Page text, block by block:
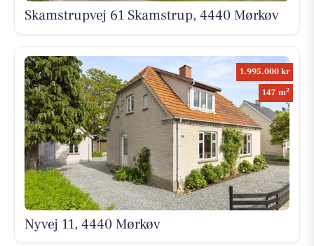
Skamstrupvej 61 Skamstrup, 4440 Mørkøv
1.995.000 kr
147 m2
Nyvej 11, 4440 Mørkøv